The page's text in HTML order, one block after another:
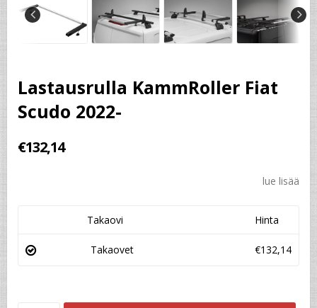
Lastausrulla KammRoller Fiat
Scudo 2022-
€132,14
lue lisää
Takaovi Hinta
Takaovet €132,14